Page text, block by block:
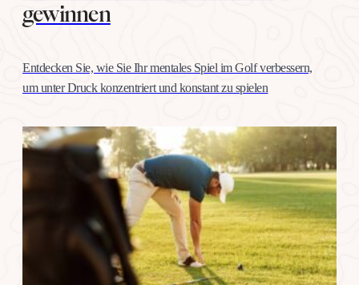
gewinnen
Entdecken Sie, wie Sie Ihr mentales Spiel im Golf verbessern,
um unter Druck konzentriert und konstant zu spielen